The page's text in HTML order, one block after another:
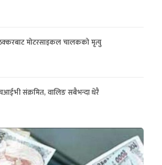
मोटरसाइकल चालकको मृत्यु
संक्रमित, वालिङ सबैभन्दा धेरै